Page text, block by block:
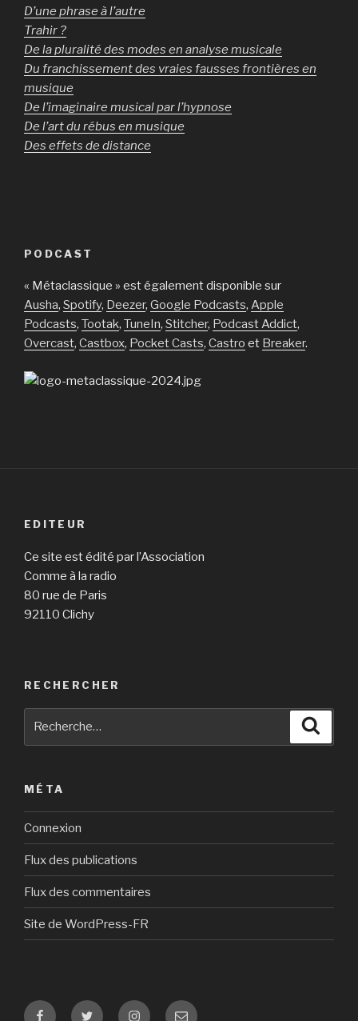
D’une phrase à l’autre
Trahir ?
De la pluralité des modes en analyse musicale
Du franchissement des vraies fausses frontières en
musique
De l’imaginaire musical par l’hypnose
De l’art du rébus en musique
Des effets de distance
PODCAST
« Métaclassique » est également disponible sur
Ausha, Spotify, Deezer, Google Podcasts, Apple
Podcasts, Tootak, TuneIn, Stitcher, Podcast Addict,
Overcast, Castbox, Pocket Casts, Castro et Breaker.
EDITEUR
Ce site est édité par l’Association
Comme à la radio
80 rue de Paris
92110 Clichy
RECHERCHER
MÉTA
Connexion
Flux des publications
Flux des commentaires
Site de WordPress-FR
FacebookTwitter Instagram
E-